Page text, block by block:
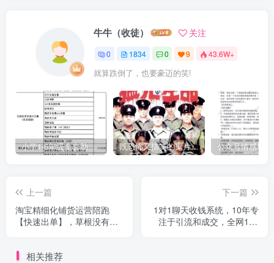
牛牛（收徒） 关注
0 1834 0 9 43.6W+
就算跌倒了，也要豪迈的笑!
小学1-6年级全套助学资源包（9000GB）(超值的精品资源-会员也需单独购买哦) 既恐怖又搞笑的鬼片（10部猛鬼恐怖片都是喜剧片）
上一篇
淘宝精细化铺货运营陪跑
【快速出单】，草根没有货
下一篇
1对1聊天收钱系统，10年专
注于引流和成交，全网130
相关推荐